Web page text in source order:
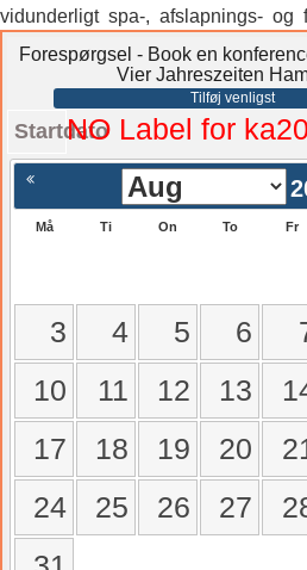
vidunderligt spa-, afslapnings- og
Forespørgsel - Book en
Vier Jahreszeiten
Tilføj venligst
StartdatoNO Label for
Må Ti On To Fr
3
4 5 6
10
11 12 13
17
18 19 20
24
25 26 27